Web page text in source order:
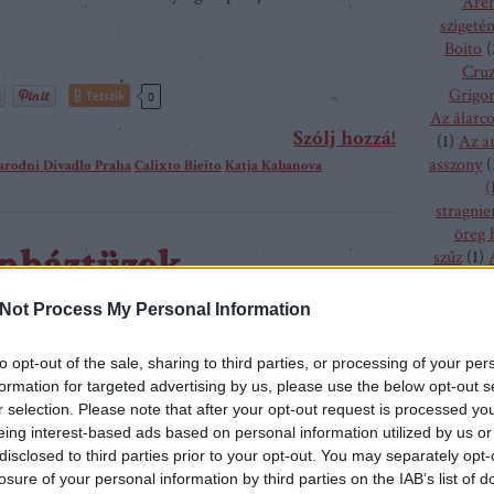
Process My Personal Information
opt-out of the sale, sharing to third parties, or processing of your
for targeted advertising by us, please use the below opt-out
selection. Please note that after your opt-out request is processed
interest-based ads based on personal information utilized by us
to third parties prior to your opt-out. You may separately
of your personal information by third parties on the IAB’s list of
Tetszik 0
Szólj hozzá!
Divadlo PrahaCalixto Bieito Katja Kabanova
színházak legnagyobb ellensége a tűz volt. Az
a díszletek, sőt maga a színpaddeszkák is gyúlékony
készületek. Az előadások alatt viszonylag kis és zárt
sok ember zsúfolódott…
szigetén
Boito (
Cruz
Az
(1) Az
asszony (
öreg
szűz (1)
A